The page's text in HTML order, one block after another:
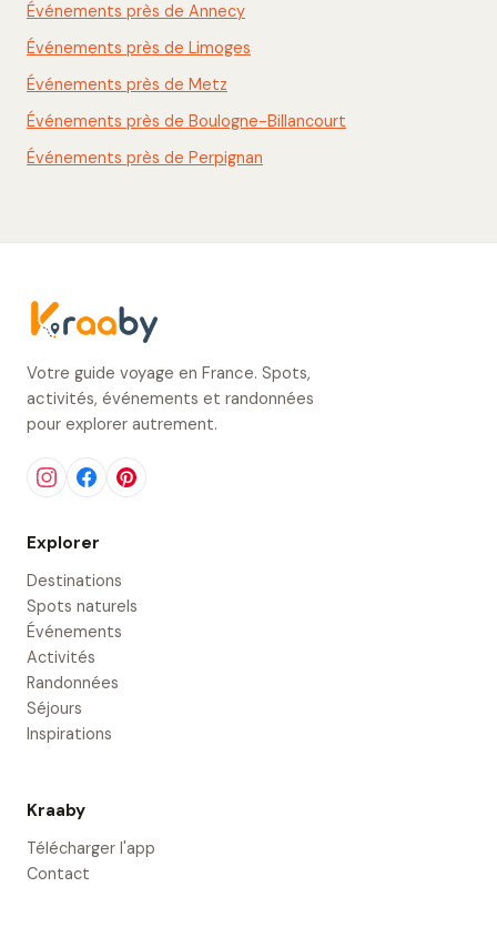
Événements près de Annecy
Événements près de Limoges
Événements près de Metz
Événements près de Boulogne-Billancourt
Événements près de Perpignan
Votre guide voyage en France. Spots,
activités, événements et randonnées
pour explorer autrement.
Explorer
Destinations
Spots naturels
Événements
Activités
Randonnées
Séjours
Inspirations
Kraaby
Télécharger l'app
Contact